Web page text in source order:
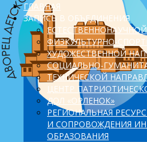
ГЛАВНАЯ
ЗАПИСЬ В ОБЪЕДИНЕНИЯ
ФИЗКУЛЬТУРНО-
ХУДОЖЕСТВЕННОЙ
СОЦИАЛЬНО-
ТЕХНИЧЕСКОЙ
ЦЕНТР
ДОЛ «ОРЛЕНОК»
PЕГИОНАЛЬНАЯ
И СОПРОВОЖДЕНИЯ
ОБРАЗОВАНИЯ